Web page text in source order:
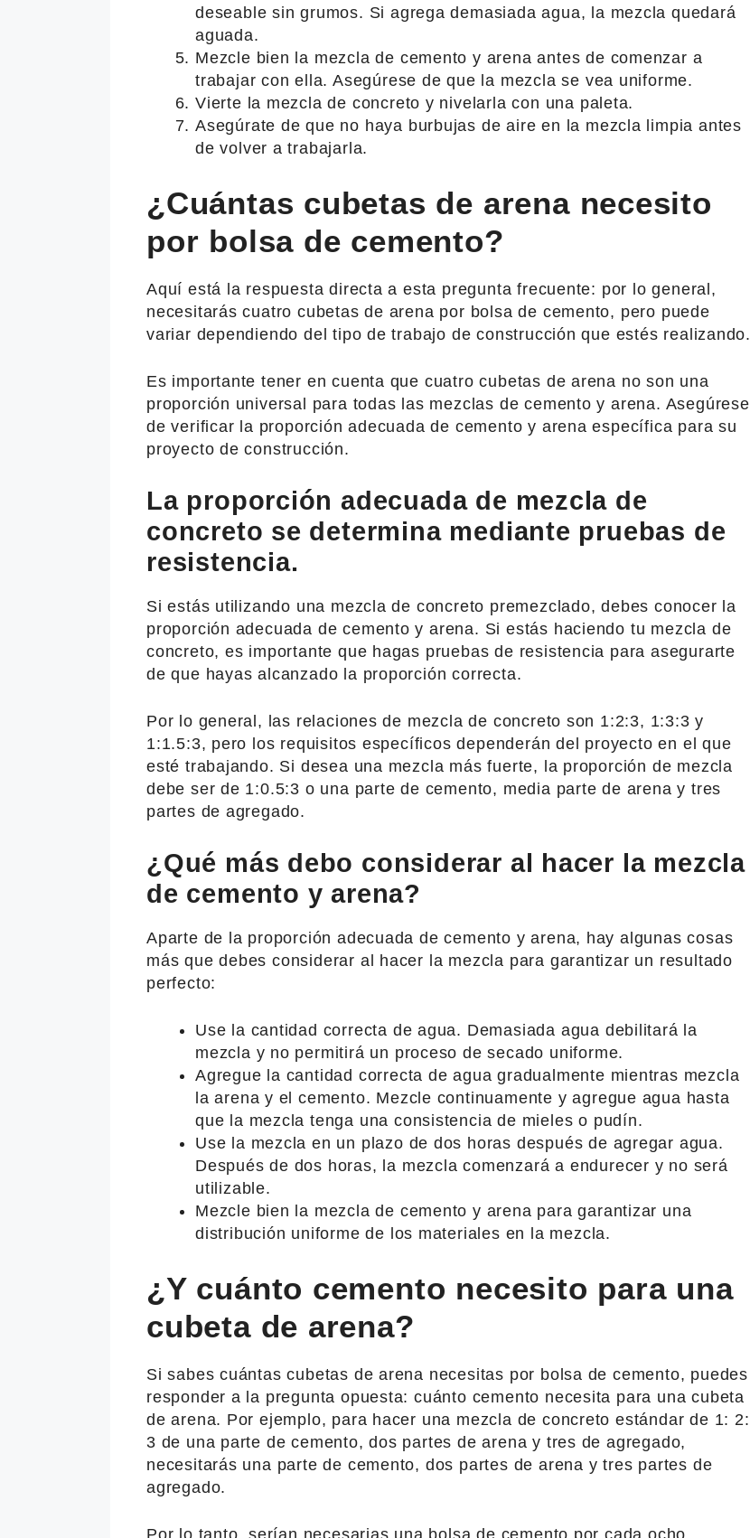
deseable sin grumos. Si agrega demasiada agua, la mezcla quedará
aguada.
Mezcle bien la mezcla de cemento y arena antes de comenzar a
trabajar con ella. Asegúrese de que la mezcla se vea uniforme.
Vierte la mezcla de concreto y nivelarla con una paleta.
Asegúrate de que no haya burbujas de aire en la mezcla limpia antes
de volver a trabajarla.
¿Cuántas cubetas de arena necesito
por bolsa de cemento?
Aquí está la respuesta directa a esta pregunta frecuente: por lo general,
necesitarás cuatro cubetas de arena por bolsa de cemento, pero puede
variar dependiendo del tipo de trabajo de construcción que estés realizando.
Es importante tener en cuenta que cuatro cubetas de arena no son una
proporción universal para todas las mezclas de cemento y arena. Asegúrese
de verificar la proporción adecuada de cemento y arena específica para su
proyecto de construcción.
La proporción adecuada de mezcla de
concreto se determina mediante pruebas de
resistencia.
Si estás utilizando una mezcla de concreto premezclado, debes conocer la
proporción adecuada de cemento y arena. Si estás haciendo tu mezcla de
concreto, es importante que hagas pruebas de resistencia para asegurarte
de que hayas alcanzado la proporción correcta.
Por lo general, las relaciones de mezcla de concreto son 1:2:3, 1:3:3 y
1:1.5:3, pero los requisitos específicos dependerán del proyecto en el que
esté trabajando. Si desea una mezcla más fuerte, la proporción de mezcla
debe ser de 1:0.5:3 o una parte de cemento, media parte de arena y tres
partes de agregado.
¿Qué más debo considerar al hacer la mezcla
de cemento y arena?
Aparte de la proporción adecuada de cemento y arena, hay algunas cosas
más que debes considerar al hacer la mezcla para garantizar un resultado
perfecto:
Use la cantidad correcta de agua. Demasiada agua debilitará la
mezcla y no permitirá un proceso de secado uniforme.
Agregue la cantidad correcta de agua gradualmente mientras mezcla
la arena y el cemento. Mezcle continuamente y agregue agua hasta
que la mezcla tenga una consistencia de mieles o pudín.
Use la mezcla en un plazo de dos horas después de agregar agua.
Después de dos horas, la mezcla comenzará a endurecer y no será
utilizable.
Mezcle bien la mezcla de cemento y arena para garantizar una
distribución uniforme de los materiales en la mezcla.
¿Y cuánto cemento necesito para una
cubeta de arena?
Si sabes cuántas cubetas de arena necesitas por bolsa de cemento, puedes
responder a la pregunta opuesta: cuánto cemento necesita para una cubeta
de arena. Por ejemplo, para hacer una mezcla de concreto estándar de 1: 2:
3 de una parte de cemento, dos partes de arena y tres de agregado,
necesitarás una parte de cemento, dos partes de arena y tres partes de
agregado.
Por lo tanto, serían necesarias una bolsa de cemento por cada ocho